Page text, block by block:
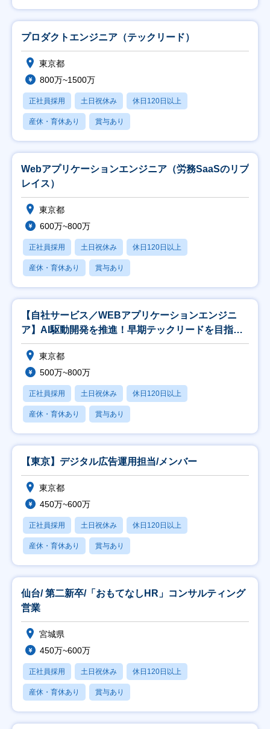
プロダクトエンジニア（テックリード）
東京都
800万~1500万
正社員採用 土日祝休み 休日120日以上
産休・育休あり 賞与あり
Webアプリケーションエンジニア（労務SaaSのリプ
レイス）
東京都
600万~800万
正社員採用 土日祝休み 休日120日以上
産休・育休あり 賞与あり
【自社サービス／WEBアプリケーションエンジニ
ア】AI駆動開発を推進！早期テックリードを目指せ
ます！
東京都
500万~800万
正社員採用 土日祝休み 休日120日以上
産休・育休あり 賞与あり
【東京】デジタル広告運用担当/メンバー
東京都
450万~600万
正社員採用 土日祝休み 休日120日以上
産休・育休あり 賞与あり
仙台/ 第二新卒/「おもてなしHR」コンサルティング
営業
宮城県
450万~600万
正社員採用 土日祝休み 休日120日以上
産休・育休あり 賞与あり